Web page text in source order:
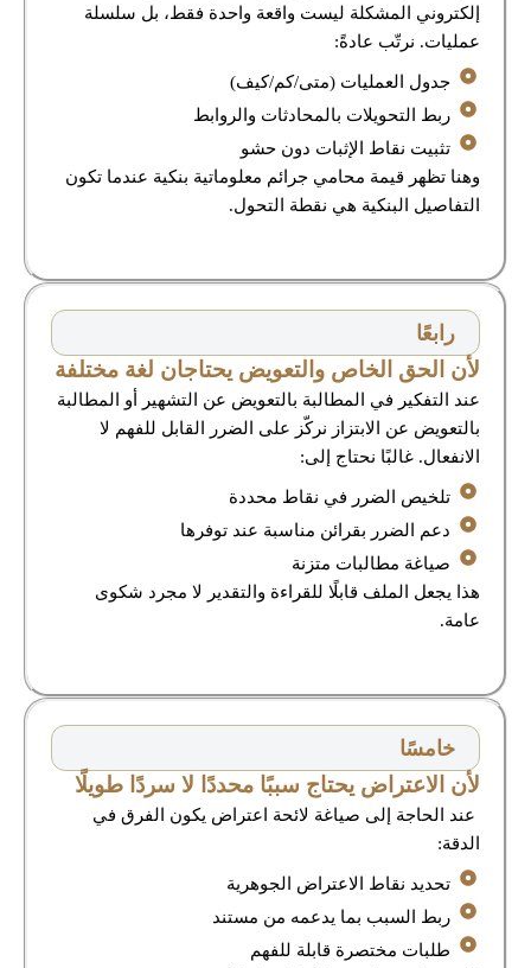
إلكتروني المشكلة ليست واقعة واحدة فقط، بل سلسلة
عمليات. نرتّب عادةً:
جدول العمليات (متى/كم/كيف)
ربط التحويلات بالمحادثات والروابط
تثبيت نقاط الإثبات دون حشو
وهنا تظهر قيمة محامي جرائم معلوماتية بنكية عندما تكون
التفاصيل البنكية هي نقطة التحول.
رابعًا
لأن الحق الخاص والتعويض يحتاجان لغة مختلفة
عند التفكير في المطالبة بالتعويض عن التشهير أو المطالبة
بالتعويض عن الابتزاز نركّز على الضرر القابل للفهم لا
الانفعال. غالبًا نحتاج إلى:
تلخيص الضرر في نقاط محددة
دعم الضرر بقرائن مناسبة عند توفرها
صياغة مطالبات متزنة
هذا يجعل الملف قابلًا للقراءة والتقدير لا مجرد شكوى
عامة.
خامسًا
لأن الاعتراض يحتاج سببًا محددًا لا سردًا طويلًا
عند الحاجة إلى صياغة لائحة اعتراض يكون الفرق في
الدقة:
تحديد نقاط الاعتراض الجوهرية
ربط السبب بما يدعمه من مستند
طلبات مختصرة قابلة للفهم